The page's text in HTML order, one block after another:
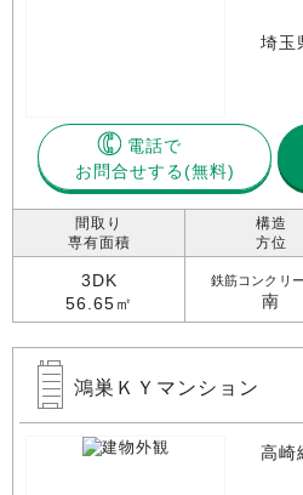
埼玉
電話で
お問合せする
間取り
専有面積
3DK
56.65㎡
構造
方位
鉄筋コンクリ
南
鴻巣ＫＹマンション
高崎